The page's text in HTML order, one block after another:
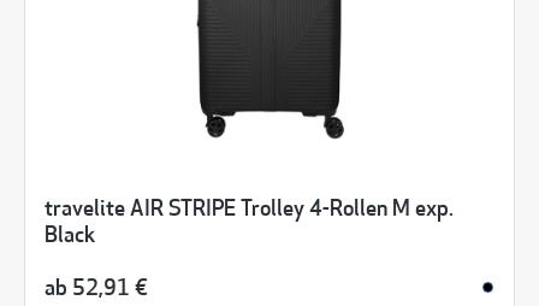
travelite AIR STRIPE Trolley 4-Rollen M exp.
Black
ab 52,91 €